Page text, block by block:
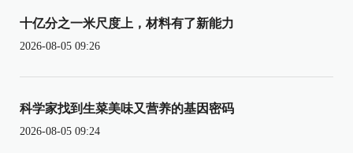
十亿分之一米尺度上，材料有了新能力
2026-08-05 09:26
科学家找到生菜美味又营养的基因密码
2026-08-05 09:24